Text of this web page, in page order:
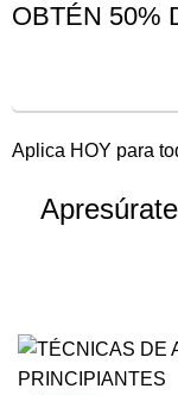
OBTÉN 50%
Aplica HOY para